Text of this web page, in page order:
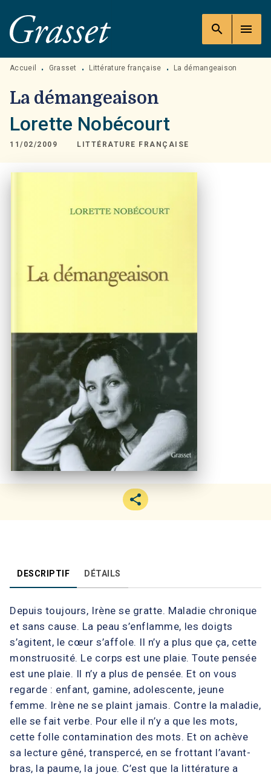
MENU RECHERCHE
PIED DE PAGE
search menu
Accueil • Grasset • Littérature française • La démangeaison
La démangeaison
Lorette Nobécourt
11/02/2009 LITTÉRATURE FRANÇAISE
DESCRIPTIF DÉTAILS
Depuis toujours, Irène se gratte. Maladie chronique
et sans cause. La peau s’enflamme, les doigts
s’agitent, le cœur s’affole. Il n’y a plus que ça, cette
monstruosité. Le corps est une plaie. Toute pensée
est une plaie. Il n’y a plus de pensée. Et on vous
regarde : enfant, gamine, adolescente, jeune
femme. Irène ne se plaint jamais. Contre la maladie,
elle se fait verbe. Pour elle il n’y a que les mots,
cette folle contamination des mots. Et on achève
sa lecture gêné, transpercé, en se frottant l’avant-
bras, la paume, la joue. C’est que la littérature a